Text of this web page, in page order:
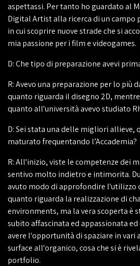
aspettassi. Per tanto ho guardato al
Digital Artist alla ricerca di un campo
in cui scoprire nuove strade che si
mia passione per i film e videogames.
D: Che tipo di preparazione avevi
R: Avevo una preparazione per lo più
quanto riguarda il disegno 2D,
quanto all'università avevo studiato
D: Sei stata una delle migliori allieve,
maturato frequentando l’Accademia?
R: All'inizio, viste le competenze dei
sentivo molto indietro e intimorita.
avuto modo di approfondire l'utilizzo
quanto riguarda la realizzazione di
environments, ma la vera scoperta è
subito affascinata ed appassionata
avere l'opportunità di spaziare in vari
surface all'organico, cosa che si è
portfolio.